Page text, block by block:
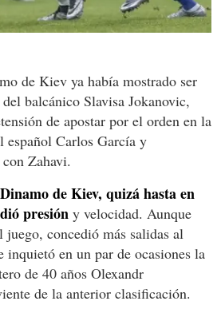
de Kiev ya había mostrado ser
balcánico Slavisa Jokanovic,
de apostar por el orden en la
español Carlos García y
Zahavi.
de Kiev, quizá hasta en
presión y velocidad. Aunque
concedió más salidas al
en un par de ocasiones la
de 40 años Olexandr
de la anterior clasificación.